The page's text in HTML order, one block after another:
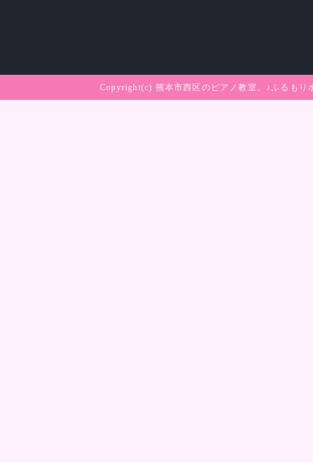
Copyright(c) 熊本市西区のピアノ教室。♪ふるも